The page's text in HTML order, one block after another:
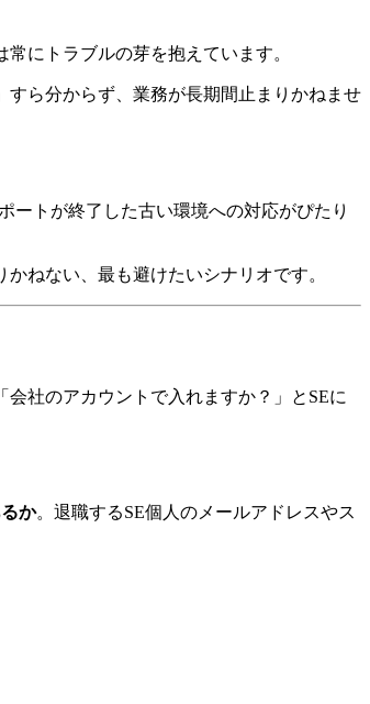
にトラブルの芽を抱えています。
ら分からず、業務が長期間止まりかねませ
ートが終了した古い環境への対応がぴたり
ねない、最も避けたいシナリオです。
社のアカウントで入れますか？」とSEに
か。退職するSE個人のメールアドレスやス